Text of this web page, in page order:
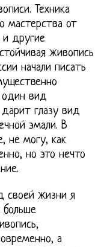
Техника
мастерства от
и другие
живопись
начали писать
один вид
глазу вид
эмали. В
не могу, как
но это нечто
своей жизни я
а